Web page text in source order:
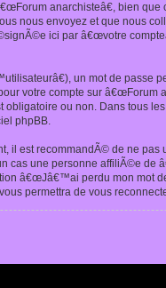
anarchisteâ€, bien
nous envoyez et que nous
ici par â€œvotre
un mot de
votre compte sur
ou non. Dans tous
phpBB.
recommandÃ© de ne pas
une personne affiliÃ©e
â€œJâ€™ai perdu mon mot
permettra de vous